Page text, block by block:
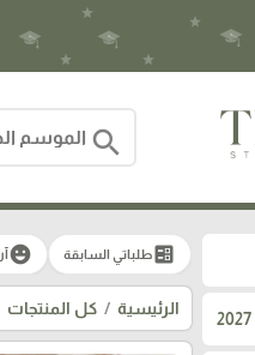
search
ballotطلباتي السابقة emoji_emotions
الرئيسية كل المنتجات